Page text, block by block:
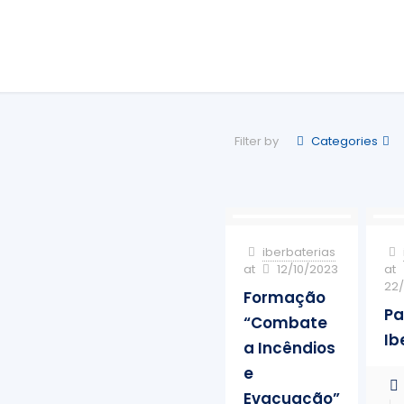
Filter by Categories
iberbaterias
at
12/10/2023
Formação
“Combate
a Incêndios
e
Evacuação”
at